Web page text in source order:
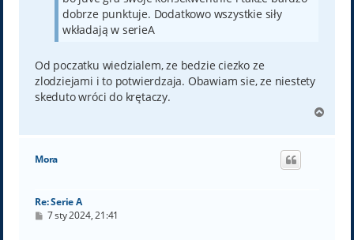
dobrze punktuje. Dodatkowo wszystkie siły
wkładają w serieA
Od poczatku wiedzialem, ze bedzie ciezko ze
zlodziejami i to potwierdzaja. Obawiam sie, ze niestety
skeduto wróci do krętaczy.
g
Mora
Re: Serie A
P7 sty 2024, 21:41